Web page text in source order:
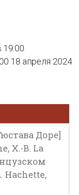
19:00
18 апреля 2024
Доре]
X.-B. La
Hachette,